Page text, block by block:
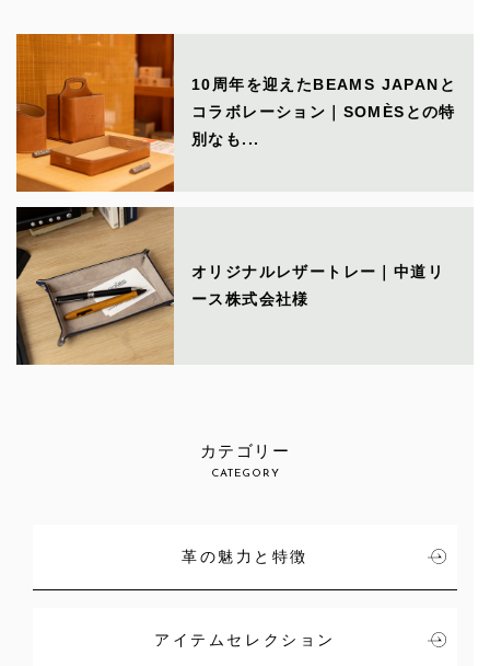
10周年を迎えたBEAMS JAPANと
コラボレーション｜SOMÈSとの特
別なも...
オリジナルレザートレー｜中道リ
ース株式会社様
カテゴリー
CATEGORY
革の魅力と特徴
アイテムセレクション